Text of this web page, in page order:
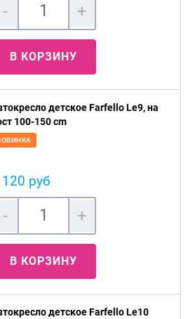
- +
В КОРЗИНУ
детское Farfello Le9, на
100-150 cm
руб
- +
В КОРЗИНУ
детское Farfello Le10